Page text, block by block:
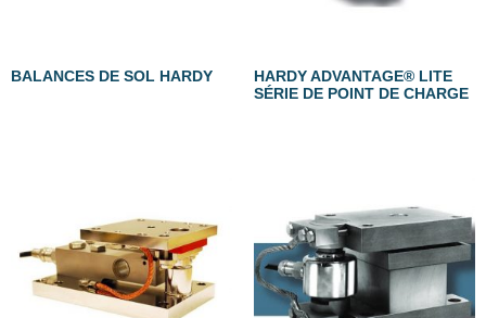
BALANCES DE SOL HARDY
HARDY ADVANTAGE® LITE
SÉRIE DE POINT DE CHARGE